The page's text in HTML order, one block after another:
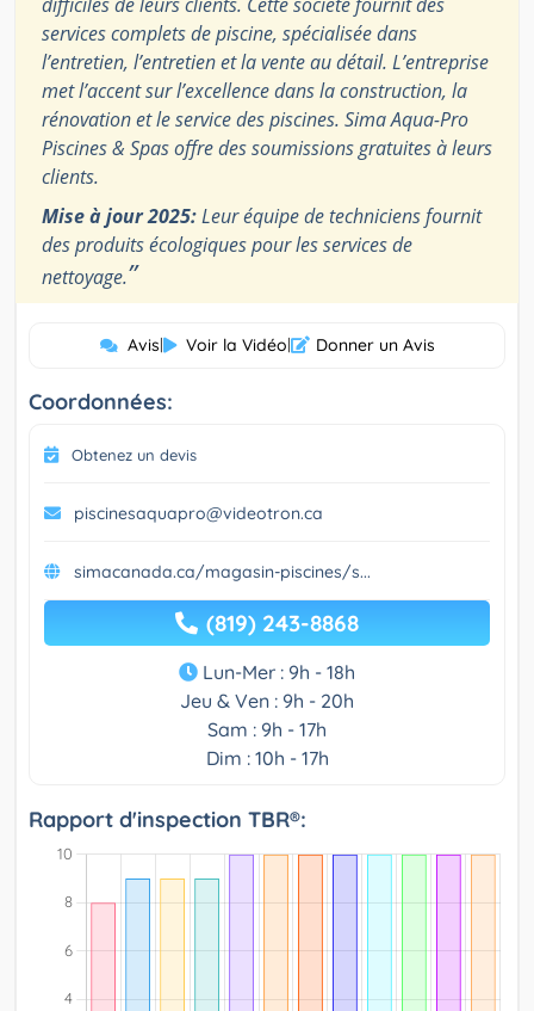
services complets de piscine, spécialisée dans
l’entretien, l’entretien et la vente au détail. L’entreprise
met l’accent sur l’excellence dans la construction, la
rénovation et le service des piscines. Sima Aqua-Pro
Piscines & Spas offre des soumissions gratuites à leurs
clients.
Mise à jour 2025:Leur équipe de techniciens fournit
des produits écologiques pour les services de
nettoyage.”
Avis| Voir la Vidéo| Donner un Avis
Coordonnées:
Obtenez un devis
piscinesaquapro@videotron.ca
simacanada.ca/magasin-piscines/s...
(819) 243-8868
Lun-Mer : 9h - 18h
Jeu & Ven : 9h - 20h
Sam : 9h - 17h
Dim : 10h - 17h
Rapport d'inspection TBR®: